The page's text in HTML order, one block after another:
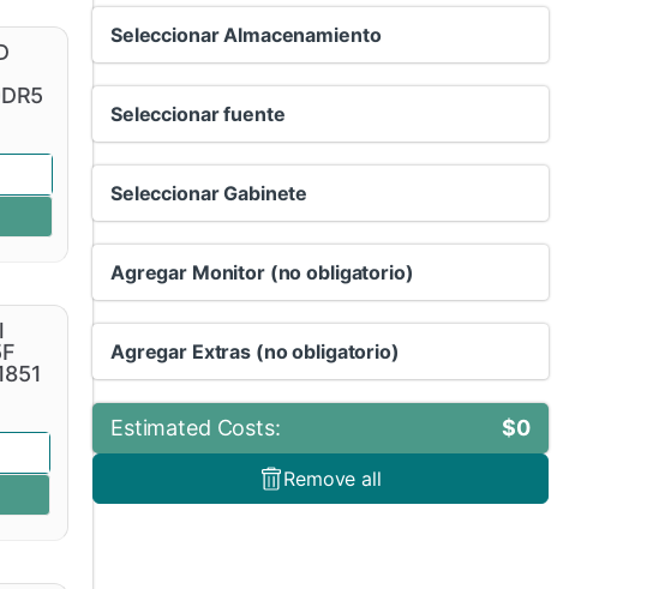
Seleccionar Almacenamiento
Seleccionar fuente
Seleccionar Gabinete
Agregar Monitor (no obligatorio)
Agregar Extras (no obligatorio)
Estimated Costs: $0
Remove all